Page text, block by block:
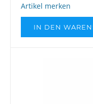
Artikel merken
IN DEN